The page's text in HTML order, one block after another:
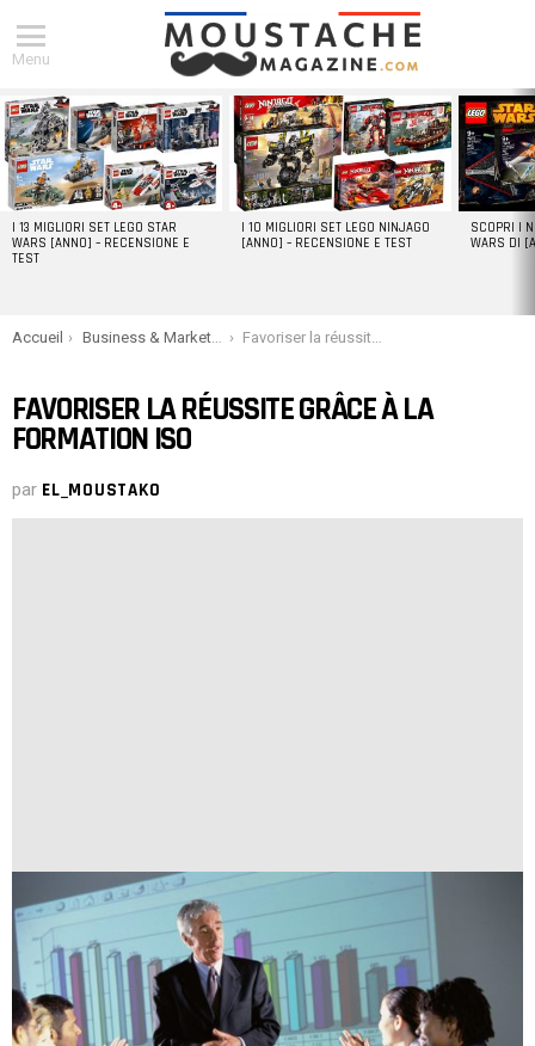
Menu
DERNIERS
ARTICLES
I 13 MIGLIORI SET LEGO STAR
WARS [ANNO] – RECENSIONE E
TEST
I 10 MIGLIORI SET LEGO NINJAGO
[ANNO] – RECENSIONE E TEST
SCOPRI I
WARS DI
You are here:
Accueil Business & Marketing Favoriser la réussite grâce à la formation ISO
FAVORISER LA RÉUSSITE GRÂCE À LA
FORMATION ISO
par EL_MOUSTAKO